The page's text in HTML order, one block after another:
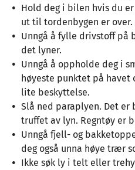
Hold deg i bilen hvis du
ut til tordenbygen er over.
Unngå å fylle drivstoff på
det lyner.
Unngå å oppholde deg i
høyeste punktet på havet
lite beskyttelse.
Slå ned paraplyen. Det
truffet av lyn. Regntøy er
Unngå fjell- og
deg også unna høye trær
Ikke søk ly i telt eller